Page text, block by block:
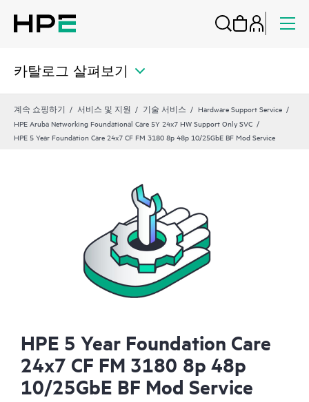
카탈로그 살펴보기
계속 쇼핑하기 서비스 및 지원 기술 서비스
Hardware Support Service
HPE Aruba Networking Foundational Care 5Y 24x7 HW Support Only SVC
HPE 5 Year Foundation Care 24x7 CF FM 3180 8p 48p 10/25GbE BF Mod Service
HPE 5 Year Foundation Care
24x7 CF FM 3180 8p 48p
10/25GbE BF Mod Service